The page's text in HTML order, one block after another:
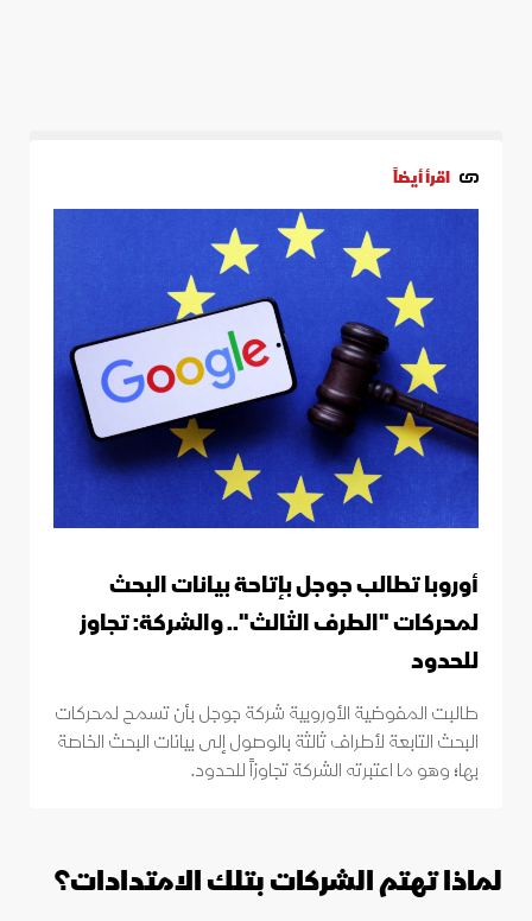
اقرأ أيضاً
أوروبا تطالب جوجل بإتاحة بيانات البحث
لمحركات "الطرف الثالث".. والشركة: تجاوز
للحدود
طالبت المفوضية الأوروبية شركة جوجل بأن تسمح لمحركات
البحث التابعة لأطراف ثالثة بالوصول إلى بيانات البحث الخاصة
بها؛ وهو ما اعتبرته الشركة تجاوزاً للحدود.
لماذا تهتم الشركات بتلك الامتدادات؟